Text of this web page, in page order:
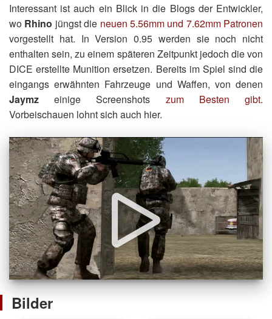
Interessant ist auch ein Blick in die Blogs der Entwickler,
wo Rhino jüngst die neuen 5.56mm und 7.62mm Patronen
vorgestellt hat. In Version 0.95 werden sie noch nicht
enthalten sein, zu einem späteren Zeitpunkt jedoch die von
DICE erstellte Munition ersetzen. Bereits im Spiel sind die
eingangs erwähnten Fahrzeuge und Waffen, von denen
Jaymz einige Screenshots zum Besten gibt.
Vorbeischauen lohnt sich auch hier.
Bilder